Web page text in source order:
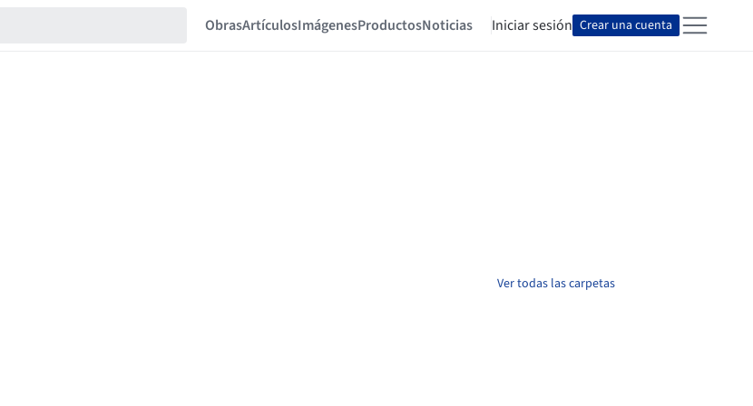
ObrasArtículosImágenesProductosNoticias Iniciar sesión Crear una cuenta
Ver todas las carpetas